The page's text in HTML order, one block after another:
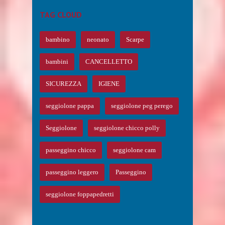
TAG CLOUD
bambino neonato Scarpe
bambini CANCELLETTO
SICUREZZA IGIENE
seggiolone pappa seggiolone peg perego
Seggiolone seggiolone chicco polly
passeggino chicco seggiolone cam
passeggino leggero Passeggino
seggiolone foppapedretti